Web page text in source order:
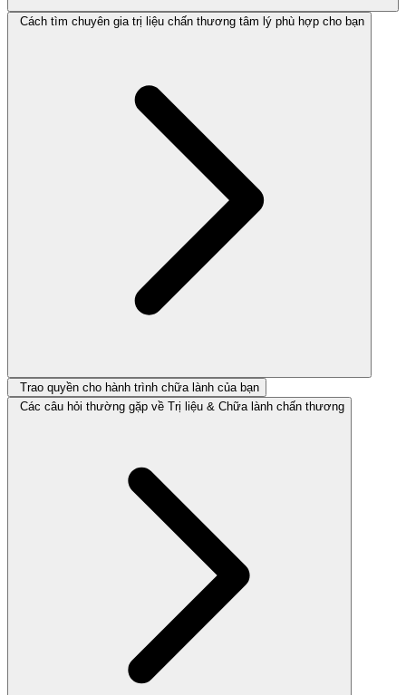
Cách tìm chuyên gia trị liệu chấn thương tâm lý phù hợp cho bạn
Trao quyền cho hành trình chữa lành của bạn
Các câu hỏi thường gặp về Trị liệu & Chữa lành chấn thương